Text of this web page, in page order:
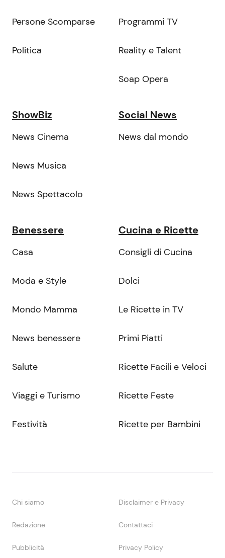
Persone Scomparse
Politica
Programmi TV
Reality e Talent
Soap Opera
ShowBiz
News Cinema
News Musica
News Spettacolo
Social News
News dal mondo
Benessere
Casa
Moda e Style
Mondo Mamma
News benessere
Salute
Viaggi e Turismo
Festività
Cucina e Ricette
Consigli di Cucina
Dolci
Le Ricette in TV
Primi Piatti
Ricette Facili e Veloci
Ricette Feste
Ricette per Bambini
Chi siamo Disclaimer e Privacy
Redazione Contattaci
Pubblicità Privacy Policy